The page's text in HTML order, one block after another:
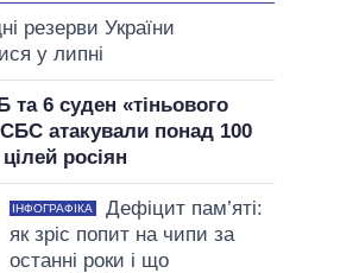
резерви України
у липні
та 6 суден «тіньового
атакували понад 100
росіян
ІНФОГРАФІКА
Дефіцит пам’яті:
як зріс попит на чипи за
останні роки і що